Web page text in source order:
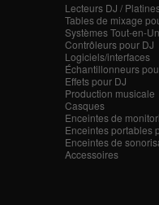
Lecteurs DJ /
Tables de mixage
Systèmes Tout-en-
Contrôleurs pour DJ
Logiciels/interfaces
Échantillonneurs
Effets pour DJ
Production musicale
Casques
Enceintes de
Enceintes portables
Enceintes de
Accessoires